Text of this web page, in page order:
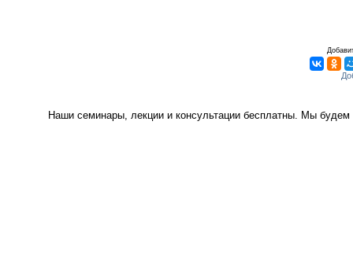
Наши семинары, лекции и консультации бесплатны. Мы